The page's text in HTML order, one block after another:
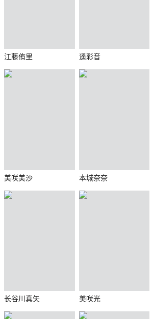
江藤侑里 遥彩音
美咲美沙 本城奈奈
长谷川真矢 美咲光